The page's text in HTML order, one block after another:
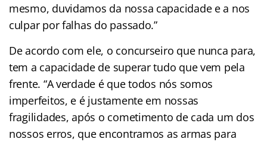
mesmo, duvidamos da nossa capacidade e a nos
culpar por falhas do passado.”
De acordo com ele, o concurseiro que nunca para,
tem a capacidade de superar tudo que vem pela
frente. “A verdade é que todos nós somos
imperfeitos, e é justamente em nossas
fragilidades, após o cometimento de cada um dos
nossos erros, que encontramos as armas para